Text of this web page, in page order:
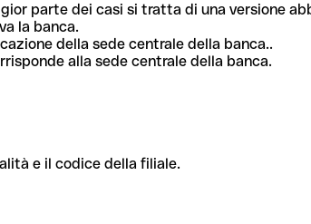
parte dei casi si tratta di una versione
la banca.
della sede centrale della banca..
alla sede centrale della banca.
e il codice della filiale.